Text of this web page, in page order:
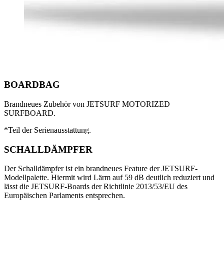
BOARDBAG
Brandneues Zubehör von JETSURF MOTORIZED
SURFBOARD.
*Teil der Serienausstattung.
SCHALLDÄMPFER
Der Schalldämpfer ist ein brandneues Feature der JETSURF-
Modellpalette. Hiermit wird Lärm auf 59 dB deutlich reduziert und
lässt die JETSURF-Boards der Richtlinie 2013/53/EU des
Europäischen Parlaments entsprechen.